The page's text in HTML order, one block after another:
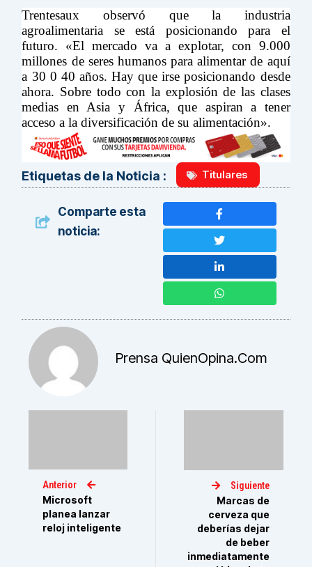
Trentesaux observó que la industria
agroalimentaria se está posicionando para el
futuro. «El mercado va a explotar, con 9.000
millones de seres humanos para alimentar de aquí
a 30 0 40 años. Hay que irse posicionando desde
ahora. Sobre todo con la explosión de las clases
medias en Asia y África, que aspiran a tener
acceso a la diversificación de su alimentación».
Etiquetas de la Noticia : Titulares
Comparte esta
noticia:
Prensa QuienOpina.com
Anterior
Microsoft
planea lanzar
reloj inteligente
Siguiente
Marcas de
cerveza que
deberías dejar
de beber
inmediatamente